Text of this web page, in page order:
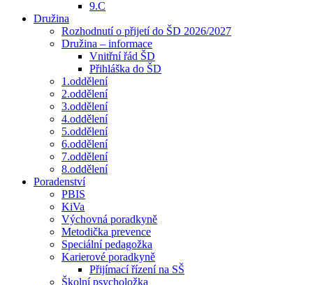
9.C
Družina
Rozhodnutí o přijetí do ŠD 2026/2027
Družina – informace
Vnitřní řád ŠD
Přihláška do ŠD
1.oddělení
2.oddělení
3.oddělení
4.oddělení
5.oddělení
6.oddělení
7.oddělení
8.oddělení
Poradenství
PBIS
KiVa
Výchovná poradkyně
Metodička prevence
Speciální pedagožka
Karierové poradkyně
Přijímací řízení na SŠ
Školní psycholožka